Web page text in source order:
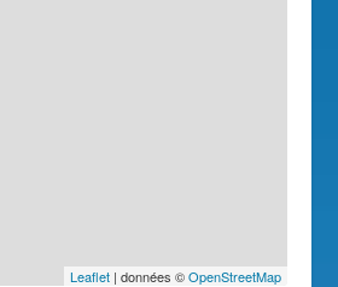
Leaflet| données ©OpenStreetMap